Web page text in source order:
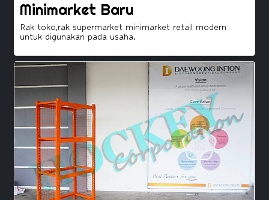
Minimarket Baru
Rak toko,rak supermarket minimarket retail modern
untuk digunakan pada usaha.